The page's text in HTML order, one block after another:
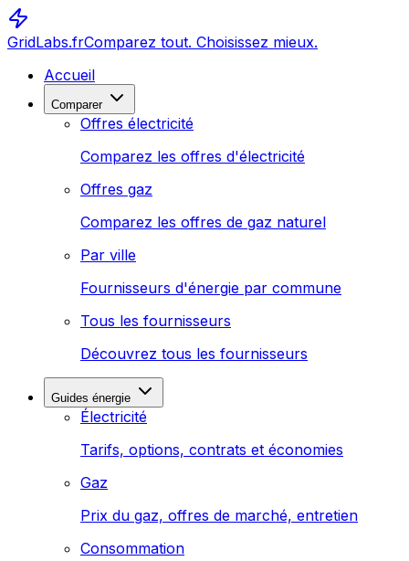
GridLabs.frComparez tout. Choisissez mieux.
Accueil
Comparer
Offres électricité
Comparez les offres d'électricité
Offres gaz
Comparez les offres de gaz naturel
Par ville
Fournisseurs d'énergie par commune
Tous les fournisseurs
Découvrez tous les fournisseurs
Guides énergie
Électricité
Tarifs, options, contrats et économies
Gaz
Prix du gaz, offres de marché, entretien
Consommation